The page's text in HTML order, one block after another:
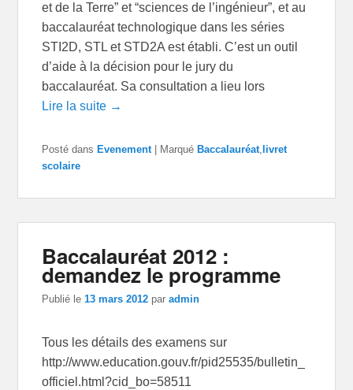
et de la Terre” et “sciences de l’ingénieur”, et au
baccalauréat technologique dans les séries
STI2D, STL et STD2A est établi. C’est un outil
d’aide à la décision pour le jury du
baccalauréat. Sa consultation a lieu lors
Lire la suite →
Posté dans Evenement Marqué Baccalauréat, livret
scolaire
Baccalauréat 2012 :
demandez le programme
Publié le13 mars 2012 paradmin
Tous les détails des examens sur
http://www.education.gouv.fr/pid25535/bulletin_
officiel.html?cid_bo=58511